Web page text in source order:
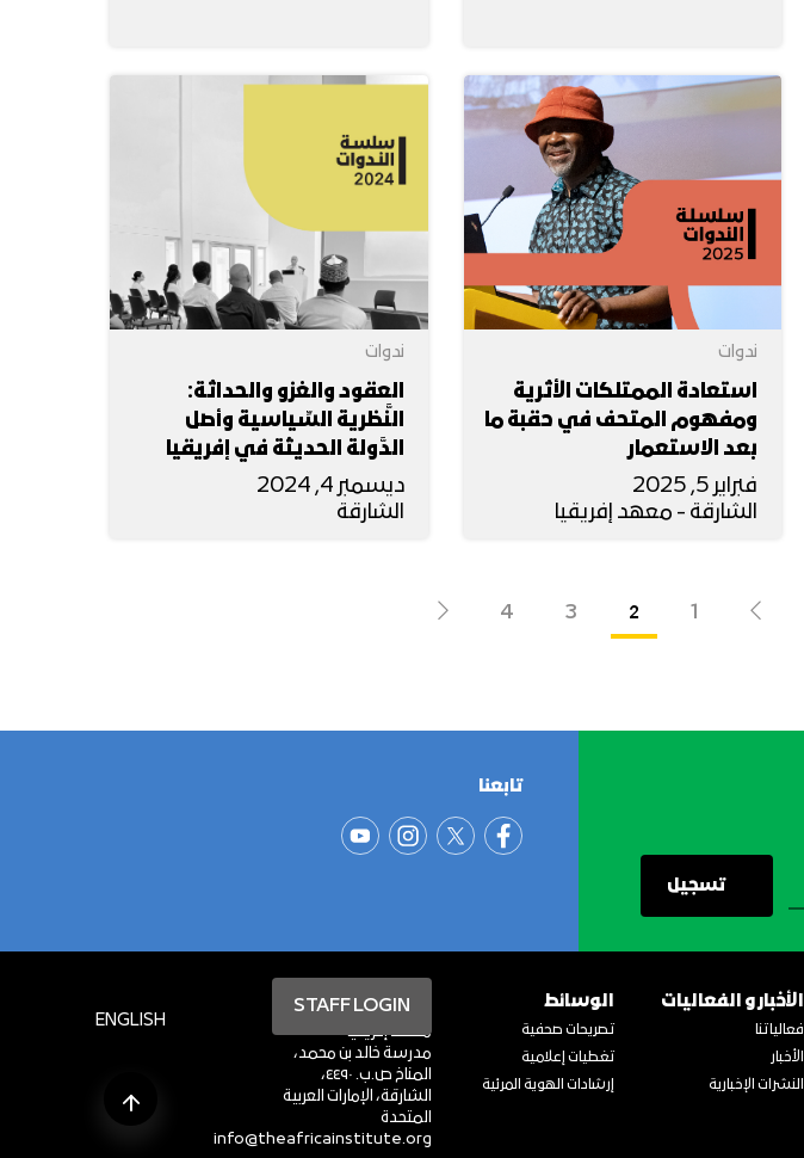
ندوات
استعادة الممتلكات الأثرية
ومفهوم المتحف في حقبة ما
بعد الاستعمار
فبراير 5, 2025
الشارقة - معهد إفريقيا
ندوات
العقود والغزو والحداثة:
النَّظرية السِّياسية وأصل
الدَّولة الحديثة في إفريقيا
ديسمبر 4, 2024
الشارقة
1
2
3
4
تابعنا
الأخبار و الفعاليات
فعالياتنا
الأخبار
النشرات الإخبارية
الوسائط
تصريحات صحفية
تغطيات إعلامية
إرشادات الهوية المرئية
معهد إفريقيا
مدرسة خالد بن محمد،
المناخ ص.ب. ٤٤٩٠،
الشارقة، الإمارات العربية
المتحدة
info@theafricainstitute.org
STAFF LOGIN
ENGLISH